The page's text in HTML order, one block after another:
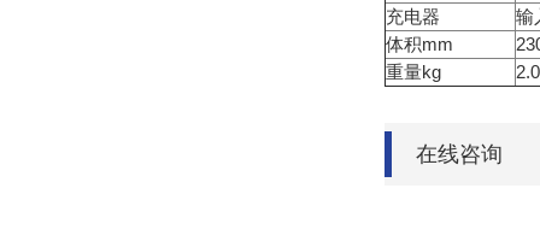
充电器
输
体积mm
重量kg
2.0
在线咨询